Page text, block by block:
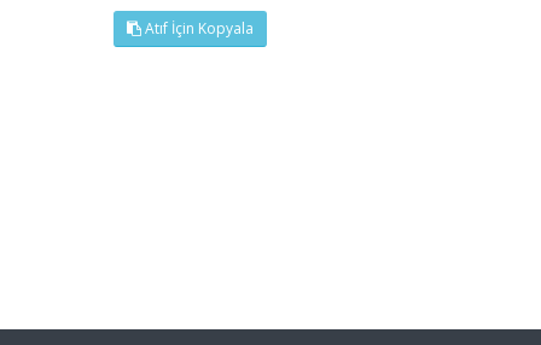
Atıf İçin Kopyala